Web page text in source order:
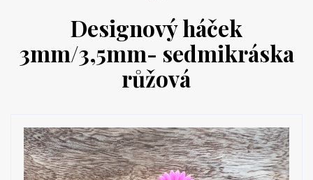
Designový háček
3mm/3,5mm- sedmikráska
růžová